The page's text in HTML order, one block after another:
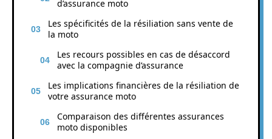
d’assurance moto
Les spécificités de la résiliation sans vente de
la moto
Les recours possibles en cas de désaccord
avec la compagnie d’assurance
Les implications financières de la résiliation de
votre assurance moto
Comparaison des différentes assurances
moto disponibles